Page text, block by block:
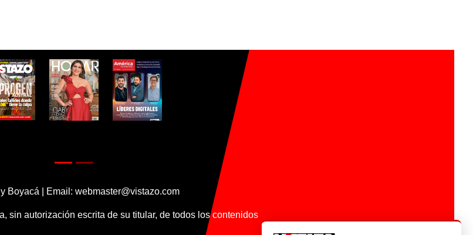
Boyacá | Email: webmaster@vistazo.com
sin autorización escrita de su titular, de todos los contenidos